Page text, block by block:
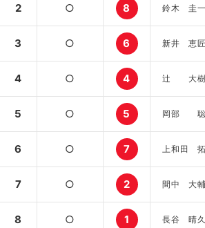
2 ○ 8 鈴木 圭
3 ○ 6 新井 恵匠
4 ○ 4 辻 大樹
5 ○ 5 岡部 聡
6 ○ 7 上和田
7 ○ 2 間中 大輔
8 ○ 1 長谷 晴久